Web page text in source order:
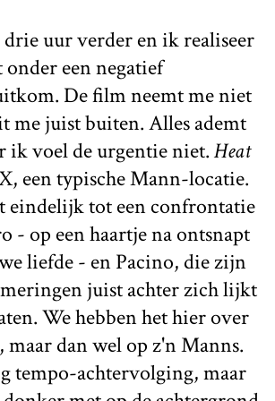
uur verder en ik realiseer
een negatief
De film neemt me niet
me juist buiten. Alles ademt
ik voel de urgentie niet.Heat
een typische Mann-locatie.
eindelijk tot een confrontatie
- op een haartje na ontsnapt
liefde - en Pacino, die zijn
juist achter zich lijkt
We hebben het hier over
maar dan wel op z'n Manns.
tempo-achtervolging, maar